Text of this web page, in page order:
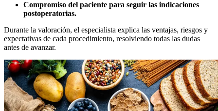
Compromiso del paciente para seguir las indicaciones
postoperatorias.
Durante la valoración, el especialista explica las ventajas, riesgos y
expectativas de cada procedimiento, resolviendo todas las dudas
antes de avanzar.